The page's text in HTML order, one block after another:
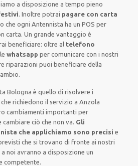
a disposizione a tempo pieno
.Inoltrepotrai pagare con carta
che ogni Antennista haun POSper
carta.Un grande vantaggio è
beneficiare: oltre al telefono
whatsappper comunicare con i nostri
riparazioni puoi beneficiare della
Bologna è quello di risolvere i
cherichiedono il servizio a Anzola
cambiamenti importanti per
cambiare ciò che non va. Gli
che applichiamo sono precisi e
che si trovano di fronte ai nostri
noi avranno a disposizione un
competente.